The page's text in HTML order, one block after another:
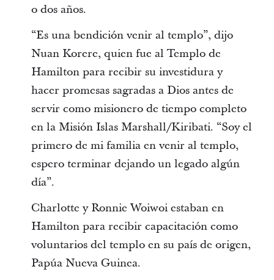
o dos años.
“Es una bendición venir al templo”, dijo
Nuan Korere, quien fue al Templo de
Hamilton para recibir su investidura y
hacer promesas sagradas a Dios antes de
servir como misionero de tiempo completo
en la Misión Islas Marshall/Kiribati. “Soy el
primero de mi familia en venir al templo,
espero terminar dejando un legado algún
día”.
Charlotte y Ronnie Woiwoi estaban en
Hamilton para recibir capacitación como
voluntarios del templo en su país de origen,
Papúa Nueva Guinea.